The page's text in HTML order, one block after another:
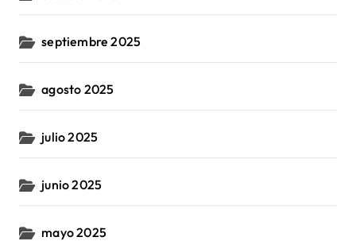
septiembre 2025
agosto 2025
julio 2025
junio 2025
mayo 2025